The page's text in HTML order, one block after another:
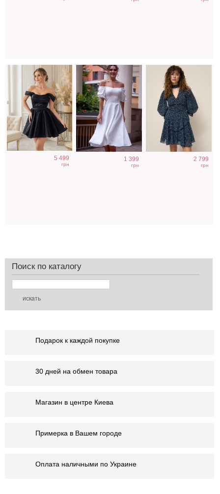
5 499
грн
1 399
грн
2 799
грн
Поиск по каталогу
Подарок к каждой покупке
30 дней на обмен товара
Магазин в центре Киева
Примерка в Вашем городе
Оплата наличными по Украине